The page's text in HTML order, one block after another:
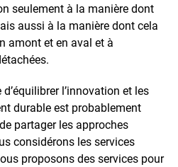
seulement à la manière dont
aussi à la manière dont cela
amont et en aval et à
l’innovation et les
durable est probablement
partager les approches
considérons les services
proposons des services pour